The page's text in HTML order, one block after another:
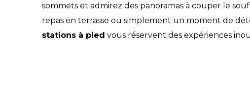
sommets et admirez des panoramas à couper le
repas en terrasse ou simplement un moment de
stations à pied vous réservent des expériences